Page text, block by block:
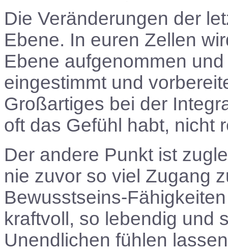
Die Veränderungen der
Ebene. In euren Zellen
Ebene aufgenommen
eingestimmt und
Großartiges bei der
oft das Gefühl habt, nicht
Der andere Punkt ist
nie zuvor so viel Zugang
Bewusstseins-
kraftvoll, so lebendig und
Unendlichen fühlen